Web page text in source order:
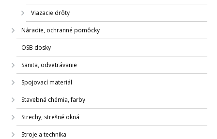
Viazacie drôty
Náradie, ochranné pomôcky
OSB dosky
Sanita, odvetrávanie
Spojovací materiál
Stavebná chémia, farby
Strechy, strešné okná
Stroje a technika